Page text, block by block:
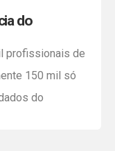
do
profissionais de
150 mil só
do